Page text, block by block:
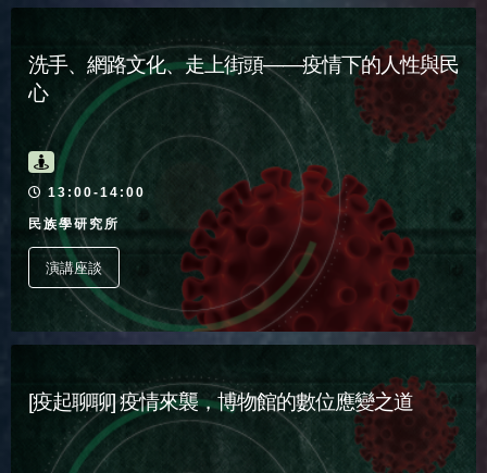
洗手、網路文化、走上街頭——疫情下的人性與民
心
活動時間
13:00-14:00
民族學研究所
演講座談
[疫起聊聊] 疫情來襲，博物館的數位應變之道